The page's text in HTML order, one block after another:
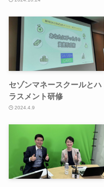
セゾンマネースクールとハ
ラスメント研修
2024.4.9